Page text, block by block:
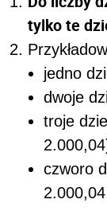
tylko te
jedno
dwoje
troje
czworo